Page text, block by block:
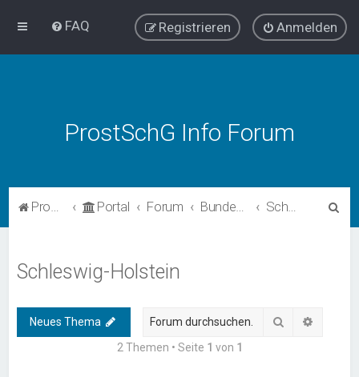
FAQ Anmelden
Registrieren
ProstSchG Info Forum
ProstSchG Portal Forum Bundesländer - Umsetzung und Erfahrungen mit ProstSchG Schleswig-Holstein
Schleswig-Holstein
Neues Thema Suche
2 Themen • Seite 1 von 1